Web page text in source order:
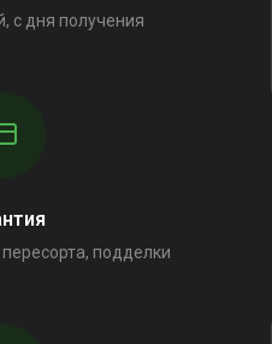
с дня получения
подделки